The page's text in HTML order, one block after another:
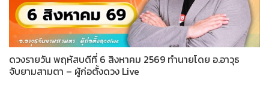
ดวงรายวัน พฤหัสบดีที่ 6 สิงหาคม 2569 ทำนายโดย อ.อาวุธ
จับยามสามตา – ผู้ก่อตั้งดวง Live